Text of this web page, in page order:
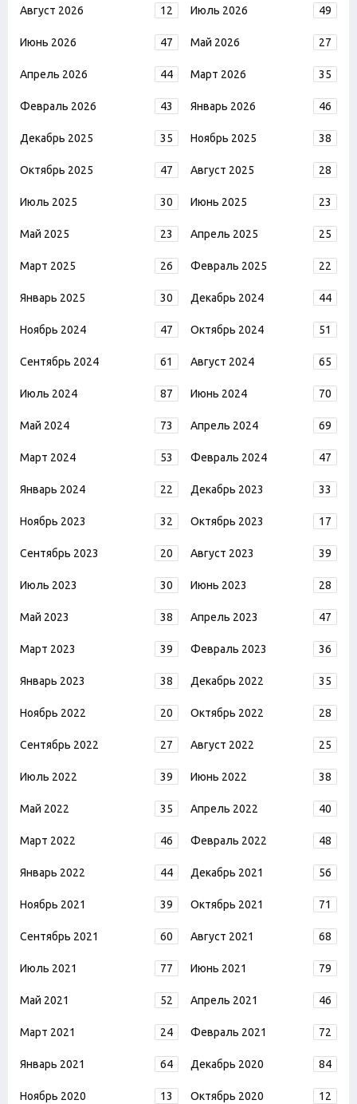
Август 2026 12 Июль 2026 49
Июнь 2026 47 Май 2026 27
Апрель 2026 44 Март 2026 35
Февраль 2026 43 Январь 2026 46
Декабрь 2025 35 Ноябрь 2025 38
Октябрь 2025 47 Август 2025 28
Июль 2025 30 Июнь 2025 23
Май 2025 23 Апрель 2025 25
Март 2025 26 Февраль 2025 22
Январь 2025 30 Декабрь 2024 44
Ноябрь 2024 47 Октябрь 2024 51
Сентябрь 2024 61 Август 2024 65
Июль 2024 87 Июнь 2024 70
Май 2024 73 Апрель 2024 69
Март 2024 53 Февраль 2024 47
Январь 2024 22 Декабрь 2023 33
Ноябрь 2023 32 Октябрь 2023 17
Сентябрь 2023 20 Август 2023 39
Июль 2023 30 Июнь 2023 28
Май 2023 38 Апрель 2023 47
Март 2023 39 Февраль 2023 36
Январь 2023 38 Декабрь 2022 35
Ноябрь 2022 20 Октябрь 2022 28
Сентябрь 2022 27 Август 2022 25
Июль 2022 39 Июнь 2022 38
Май 2022 35 Апрель 2022 40
Март 2022 46 Февраль 2022 48
Январь 2022 44 Декабрь 2021 56
Ноябрь 2021 39 Октябрь 2021 71
Сентябрь 2021 60 Август 2021 68
Июль 2021 77 Июнь 2021 79
Май 2021 52 Апрель 2021 46
Март 2021 24 Февраль 2021 72
Январь 2021 64 Декабрь 2020 84
Ноябрь 2020 13 Октябрь 2020 12